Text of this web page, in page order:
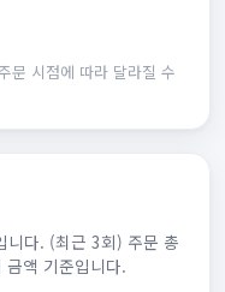
문 시점에 따라 달라질 수
니다. (최근 3회) 주문 총
액 기준입니다.